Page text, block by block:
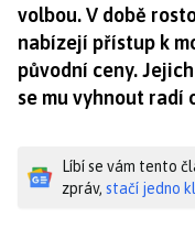
volbou. V době
nabízejí přístup k
původní ceny.
se mu vyhnout radí
Líbí se vám tento
zpráv, stačí jedno